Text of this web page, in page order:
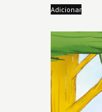
Adicionar